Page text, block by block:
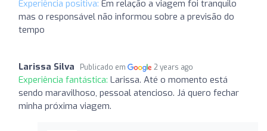
Experiência positiva: Em relação a viagem foi tranquilo
mas o responsável não informou sobre a previsão do
tempo
Larissa Silva Publicado em 2 years ago
Experiência fantástica: Larissa. Até o momento está
sendo maravilhoso, pessoal atencioso. Já quero fechar
minha próxima viagem.